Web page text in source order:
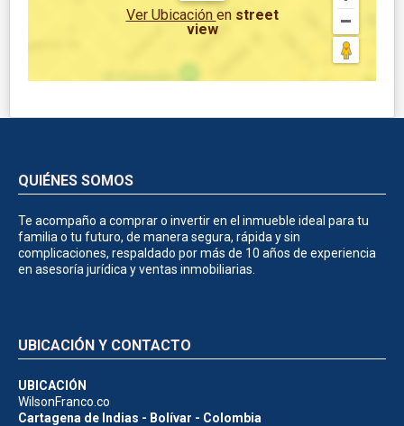
Ver Ubicación en street
view
QUIÉNES SOMOS
Te acompaño a comprar o invertir en el inmueble ideal para tu
familia o tu futuro, de manera segura, rápida y sin
complicaciones, respaldado por más de 10 años de experiencia
en asesoría jurídica y ventas inmobiliarias.
UBICACIÓN Y CONTACTO
UBICACIÓN
WilsonFranco.co
Cartagena de Indias - Bolívar - Colombia